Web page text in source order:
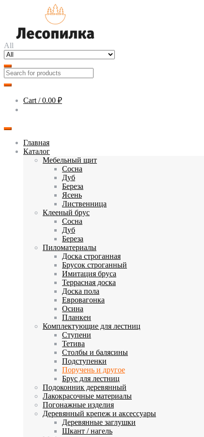
All
Cart /0.00 ₽
Главная
Каталог
Мебельный щит
Сосна
Дуб
Береза
Ясень
Лиственница
Клееный брус
Сосна
Дуб
Береза
Пиломатериалы
Доска строганная
Брусок строганный
Имитация бруса
Террасная доска
Доска пола
Евровагонка
Осина
Планкен
Комплектующие для лестниц
Ступени
Тетива
Столбы и балясины
Подступенки
Поручень и другое
Брус для лестниц
Подоконник деревянный
Лакокрасочные материалы
Погонажные изделия
Деревянный крепеж и аксессуары
Деревянные заглушки
Шкант / нагель